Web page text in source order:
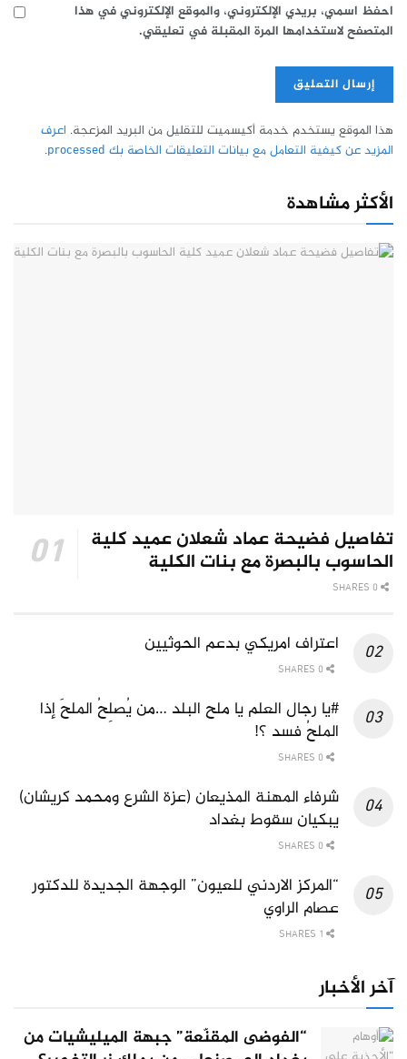
احفظ اسمي، بريدي الإلكتروني، والموقع الإلكتروني في هذا
المتصفح لاستخدامها المرة المقبلة في تعليقي.
هذا الموقع يستخدم خدمة أكيسميت للتقليل من البريد المزعجة. اعرف
المزيد عن كيفية التعامل مع بيانات التعليقات الخاصة بك processed
.
الأكثر مشاهدة
تفاصيل فضيحة عماد شعلان عميد كلية
الحاسوب بالبصرة مع بنات الكلية
اعتراف امريكي بدعم الحوثيين
#يا رجال العلم يا ملح البلد …من يُصلِحُ الملحَ إذا
الملحُ فسد ؟!
شرفاء المهنة المذيعان (عزة الشرع ومحمد كريشان)
يبكيان سقوط بغداد
“المركز الاردني للعيون” الوجهة الجديدة للدكتور
عصام الراوي
آخر الأخبار
“الفوضى المقنّعة” جبهة الميليشيات من